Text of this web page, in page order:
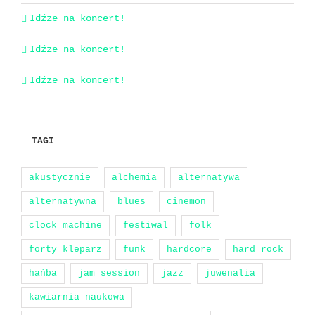
Idźże na koncert!
Idźże na koncert!
Idźże na koncert!
TAGI
akustycznie alchemia alternatywa
alternatywna blues cinemon
clock machine festiwal folk
forty kleparz funk hardcore hard rock
hańba jam session jazz juwenalia
kawiarnia naukowa